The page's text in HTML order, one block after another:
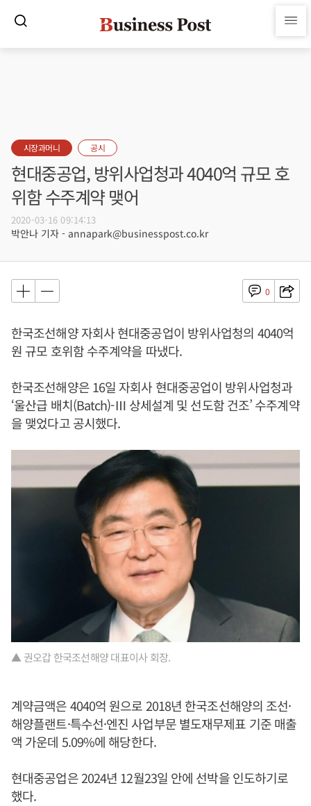
시장과머니 공시
현대중공업, 방위사업청과 4040억 규모 호
위함 수주계약 맺어
2020-03-16 09:14:13
박안나 기자 - annapark@businesspost.co.kr
0
한국조선해양 자회사 현대중공업이 방위사업청의 4040억
원 규모 호위함 수주계약을 따냈다.
한국조선해양은 16일 자회사 현대중공업이 방위사업청과
‘울산급 배치(Batch)-Ⅲ 상세설계 및 선도함 건조’ 수주계약
을 맺었다고 공시했다.
▲ 권오갑 한국조선해양 대표이사 회장.
계약금액은 4040억 원으로 2018년 한국조선해양의 조선·
해양플랜트·특수선·엔진 사업부문 별도재무제표 기준 매출
액 가운데 5.09%에 해당한다.
현대중공업은 2024년 12월23일 안에 선박을 인도하기로
했다.